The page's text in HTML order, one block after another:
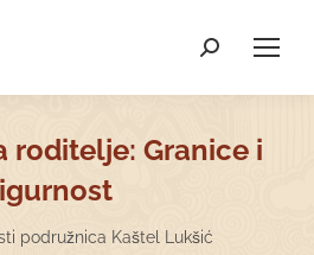
Search:
roditelje: Granice i
podružnica Kaštel Lukšić